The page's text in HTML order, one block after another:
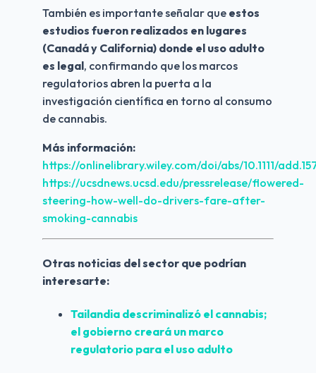
También es importante señalar que estos
estudios fueron realizados en lugares
(Canadá y California) donde el uso adulto
es legal, confirmando que los marcos
regulatorios abren la puerta a la
investigación científica en torno al consumo
de cannabis.
Más información:
https://onlinelibrary.wiley.com/doi/abs/10.1111/
https://ucsdnews.ucsd.edu/pressrelease/flowered-
steering-how-well-do-drivers-fare-after-
smoking-cannabis
Otras noticias del sector que podrían
interesarte:
Tailandia descriminalizó el cannabis;
el gobierno creará un marco
regulatorio para el uso adulto